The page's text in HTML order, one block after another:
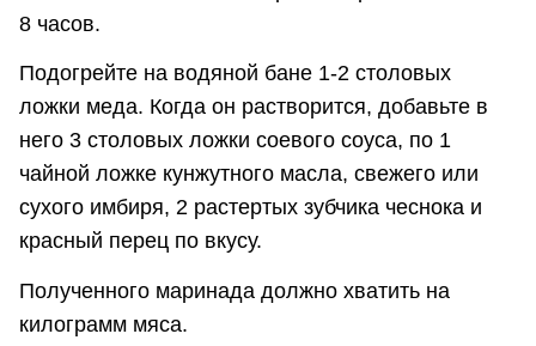
8 часов.
Подогрейте на водяной бане 1-2 столовых
ложки меда. Когда он растворится, добавьте в
него 3 столовых ложки соевого соуса, по 1
чайной ложке кунжутного масла, свежего или
сухого имбиря, 2 растертых зубчика чеснока и
красный перец по вкусу.
Полученного маринада должно хватить на
килограмм мяса.